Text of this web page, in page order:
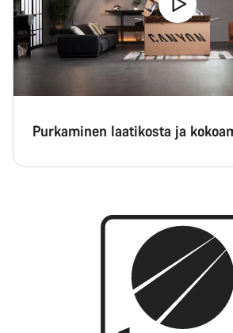
Purkaminen laatikosta ja